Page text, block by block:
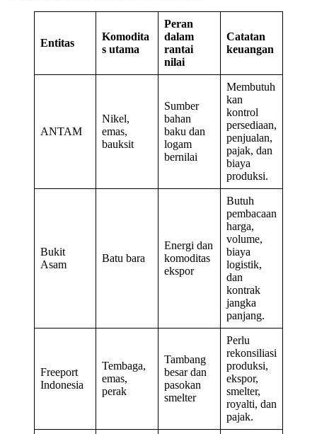
Entitas
Komodita
s utama
Peran
dalam
rantai
nilai
Catatan
keuangan
ANTAM
Nikel,
emas,
bauksit
Sumber
bahan
baku dan
logam
bernilai
Membutuh
kan
kontrol
persediaan,
penjualan,
pajak, dan
biaya
produksi.
Bukit
Asam
Batu bara
Energi dan
komoditas
ekspor
Butuh
pembacaan
harga,
volume,
biaya
logistik,
dan
kontrak
jangka
panjang.
Freeport
Indonesia
Tembaga,
emas,
perak
Tambang
besar dan
pasokan
smelter
Perlu
rekonsiliasi
produksi,
ekspor,
smelter,
royalti, dan
pajak.